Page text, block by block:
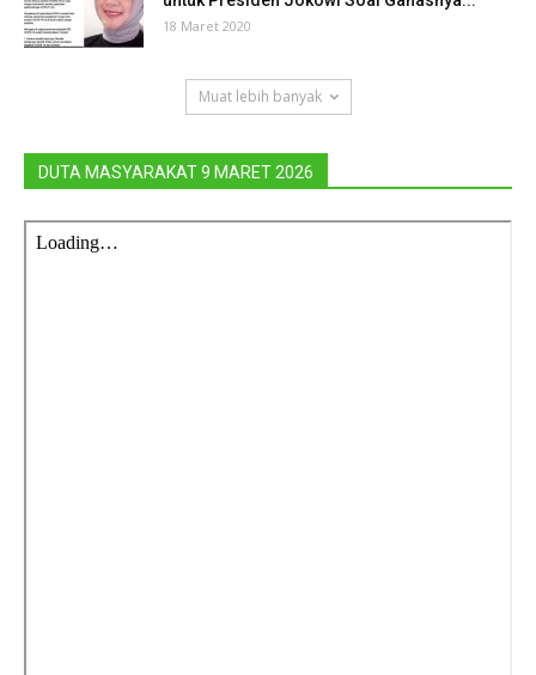
18 Maret 2020
Muat lebih banyak
DUTA MASYARAKAT 9 MARET 2026